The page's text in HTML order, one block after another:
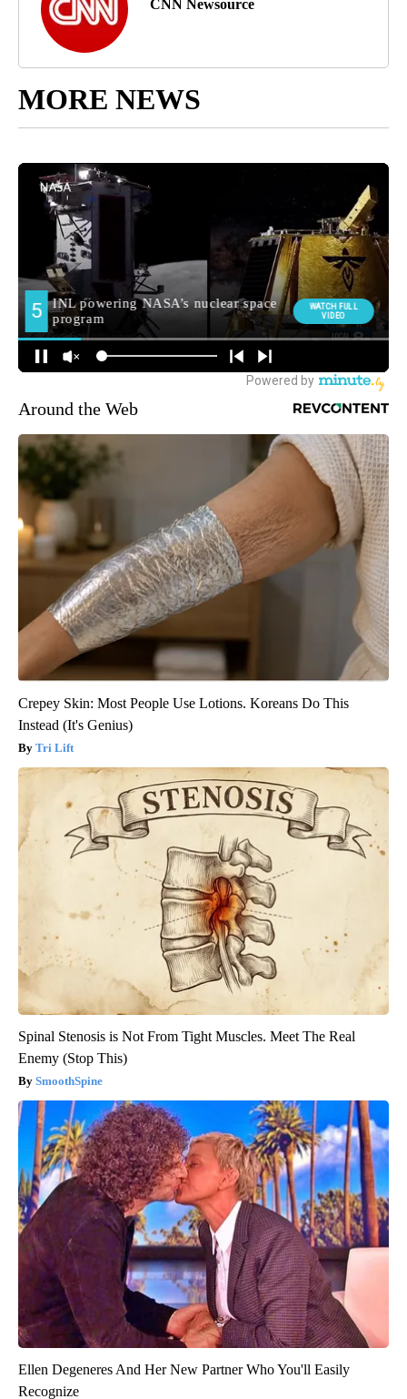
CNN Newsource
MORE NEWS
Around the Web
Crepey Skin: Most People Use Lotions. Koreans Do This
Instead (It's Genius)
Tri Lift
Spinal Stenosis is Not From Tight Muscles. Meet The Real
Enemy (Stop This)
SmoothSpine
Ellen Degeneres And Her New Partner Who You'll Easily
Recognize